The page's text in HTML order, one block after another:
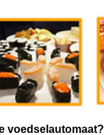
voedselautomaat?